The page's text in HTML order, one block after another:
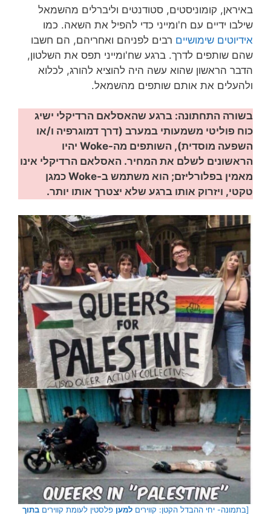
באיראן, קומוניסטים, סטודנטים וליברלים מהשמאל
שילבו ידיים עם ח'ומייני כדי להפיל את השאה. כמו
אידיוטים שימושיים רבים לפניהם ואחריהם, הם חשבו
שהם שותפים לדרך. ברגע שח'ומייני תפס את השלטון,
הדבר הראשון שהוא עשה היה להוציא להורג, לכלוא
ולהעלים את אותם שותפים מהשמאל.
בשורה התחתונה: ברגע שהאסלאם הרדיקלי ישיג
כוח פוליטי משמעותי במערב (דרך דמוגרפיה ו/או
השפעה מוסדית), השותפים מה-Woke יהיו
הראשונים לשלם את המחיר. האסלאם הרדיקלי אינו
מאמין בפלורליזם; הוא משתמש ב-Woke כמגן
טקטי, ויזרוק אותו ברגע שלא יצטרך אותו יותר.
[בתמונה- יחי ההבדל הקטן: קוויריםלמען פלסטין לעומת קוויריםבתוך